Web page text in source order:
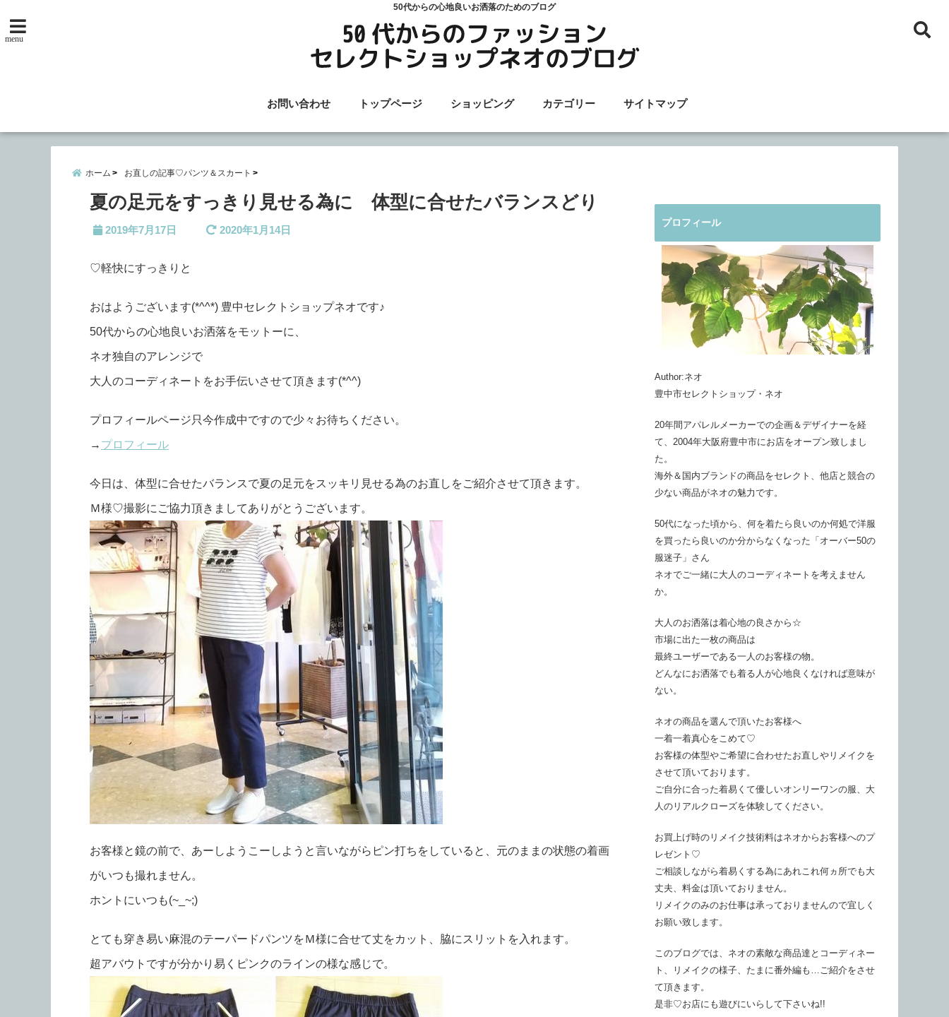
50代からの心地良いお洒落のためのブログ
menu
お問い合わせ トップページ ショッピング カテゴリー サイトマップ
ホーム お直しの記事♡パンツ＆スカート
夏の足元をすっきり見せる為に 体型に合せたバランスどり
2019年7月17日 2020年1月14日
♡軽快にすっきりと
おはようございます(*^^*) 豊中セレクトショップネオです♪
50代からの心地良いお洒落をモットーに、
ネオ独自のアレンジで
大人のコーディネートをお手伝いさせて頂きます(*^^)
プロフィールページ只今作成中ですので少々お待ちください。
→ プロフィール
今日は、体型に合せたバランスで夏の足元をスッキリ見せる為のお直しをご紹介させて頂きます。
Ｍ様♡撮影にご協力頂きましてありがとうございます。
お客様と鏡の前で、あーしようこーしようと言いながらピン打ちをしていると、元のままの状態の着画
がいつも撮れません。
ホントにいつも(~_~;)
とても穿き易い麻混のテーパードパンツをＭ様に合せて丈をカット、脇にスリットを入れます。
超アバウトですが分かり易くピンクのラインの様な感じで。
プロフィール
Author:ネオ
豊中市セレクトショップ・ネオ
20年間アパレルメーカーでの企画＆デザイナーを経
て、2004年大阪府豊中市にお店をオープン致しまし
た。
海外＆国内ブランドの商品をセレクト、他店と競合の
少ない商品がネオの魅力です。
50代になった頃から、何を着たら良いのか何処で洋服
を買ったら良いのか分からなくなった「オーバー50の
服迷子」さん
ネオでご一緒に大人のコーディネートを考えません
か。
大人のお洒落は着心地の良さから☆
市場に出た一枚の商品は
最終ユーザーである一人のお客様の物。
どんなにお洒落でも着る人が心地良くなければ意味が
ない。
ネオの商品を選んで頂いたお客様へ
一着一着真心をこめて♡
お客様の体型やご希望に合わせたお直しやリメイクを
させて頂いております。
ご自分に合った着易くて優しいオンリーワンの服、大
人のリアルクローズを体験してください。
お買上げ時のリメイク技術料はネオからお客様へのプ
レゼント♡
ご相談しながら着易くする為にあれこれ何ヵ所でも大
丈夫、料金は頂いておりません。
リメイクのみのお仕事は承っておりませんので宜しく
お願い致します。
このブログでは、ネオの素敵な商品達とコーディネー
ト、リメイクの様子、たまに番外編も…ご紹介をさせ
て頂きます。
是非♡お店にも遊びにいらして下さいね!!